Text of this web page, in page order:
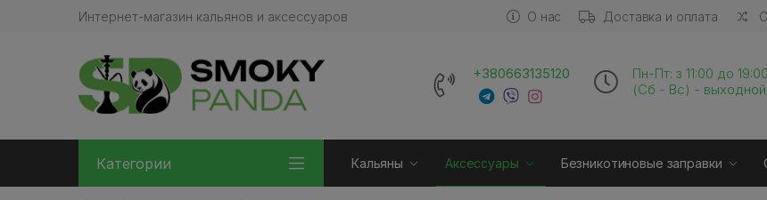
Интернет-магазин кальянов и аксессуаров О нас Доставка и оплата
+380663135120
Пн-Пт: з 11:00 до 19:00
(Сб - Вс) - выходной
Категории Кальяны Аксессуары Безникотиновые заправки